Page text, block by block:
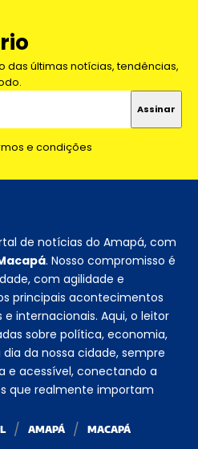
das últimas notícias, tendências,
e condições
de notícias do Amapá, com
. Nosso compromisso é
com agilidade e
principais acontecimentos
e internacionais. Aqui, o leitor
sobre política, economia,
da nossa cidade, sempre
e acessível, conectando a
que realmente importam
AMAPÁ MACAPÁ